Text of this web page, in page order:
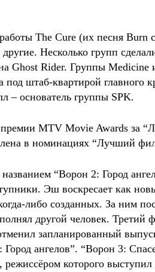
The Cure (их песня Burn
Несколько групп
Ghost Rider. Группы
под штаб-квартирой
– основатель группы SPK.
премии MTV Movie Awards за
в номинациях “Лучший
“Ворон 2: Город
Эш воскресает как
либо созданных. За ним
другой человек. Третий
запланированный
ангелов”. “Ворон 3:
которого